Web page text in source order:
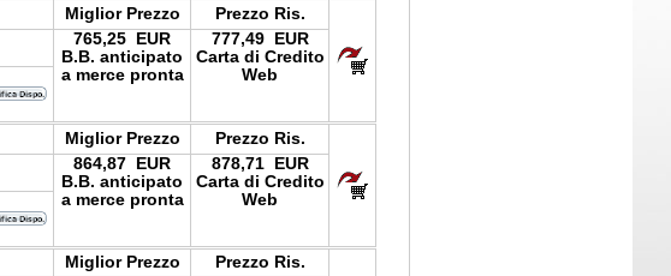
Miglior Prezzo
Prezzo Ris.
765,25 EUR
B.B. anticipato
a merce pronta
777,49 EUR
Carta di Credito
Web
Miglior Prezzo
Prezzo Ris.
864,87 EUR
B.B. anticipato
a merce pronta
878,71 EUR
Carta di Credito
Web
Miglior Prezzo
Prezzo Ris.